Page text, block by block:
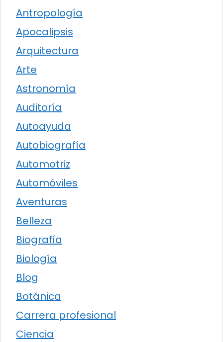
Antropología
Apocalipsis
Arquitectura
Arte
Astronomía
Auditoría
Autoayuda
Autobiografía
Automotriz
Automóviles
Aventuras
Belleza
Biografía
Biología
Blog
Botánica
Carrera profesional
Ciencia